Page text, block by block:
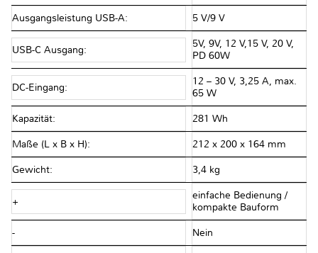
Ausgangsleistung USB-A: 5 V/9 V
USB-C Ausgang:
5V, 9V, 12 V,15 V, 20 V,
PD 60W
DC-Eingang:
12 – 30 V, 3,25 A, max.
65 W
Kapazität: 281 Wh
Maße (L x B x H): 212 x 200 x 164 mm
Gewicht: 3,4 kg
+
einfache Bedienung /
kompakte Bauform
- Nein